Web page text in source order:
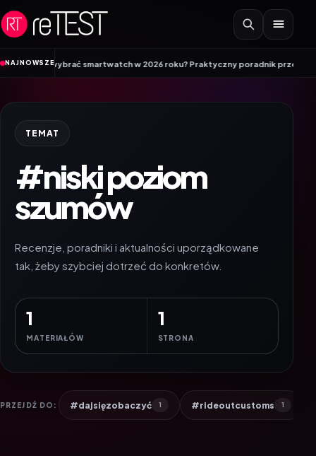
Przejdź do treści
NAJNOWSZE
wybrać smartwatch w 2026 roku? Praktyczny poradnik przed zakupem
TEMAT
#niski poziom
szumów
Recenzje, poradniki i aktualności uporządkowane
tak, żeby szybciej dotrzeć do konkretów.
1
MATERIAŁÓW
1
STRONA
PRZEJDŹ DO: #dajsięzobaczyć 1 #rideoutcustoms 1